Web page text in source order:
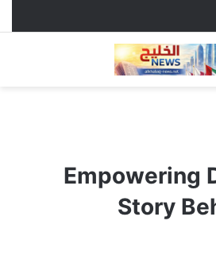
Empowering
Story